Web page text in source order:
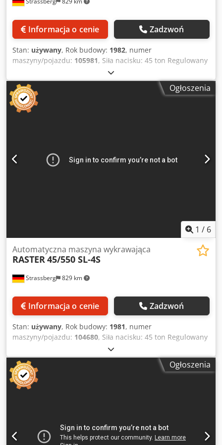
Informacja o cenie Zadzwoń
Stan: używany, Rok budowy: 1982, numer
maszyny/pojazdu: 105981, Siła nacisku: 45 ton Regulowany
skok tłoka: 20 - 80 mm Regulacja suwaka: 50 mm Wysokość
instalacji (skok dolny, regulacja górna): 300 mm Odległość
między słupkami L-R: 710 mm Powierzchnia mocowania
stołu ok.: 700 x 450 mm Powierzchnia mocowania tłoka: 700
x 360 mm Cjdpfx Aljuqc Nge Nerf Otwór awaryjny w stole:
sterowania: Siemens S7 Wyposażenie standardowe
Maszyna z podajnikiem chwytakowym została całkowicie
Ogłoszenia
1 / 6
Strassberg 829 km
Automatyczna maszyna wykrawająca
RASTER45/550 SL-4S
Informacja o cenie Zadzwoń
Stan: używany, Rok budowy: 1981, numer
maszyny/pojazdu: 104680, Siła nacisku: 45 ton Regulowany
skok tłoka: 10 - 40 mm Cjdpfeuqcwdjx Al Nerf Regulacja
suwaka: 50 mm Wysokość instalacji (skok dolny, regulacja
górna): 220 - 300 mm Odległość między słupkami L-R: 560
mm Powierzchnia mocowania stołu ok.: 550 x 450 mm
Powierzchnia mocowania tłoka: 550 x 360 mm Otwór
Ogłoszenia